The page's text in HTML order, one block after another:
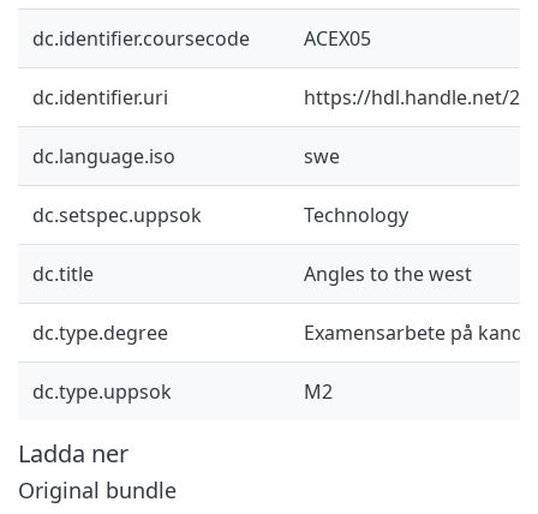
dc.identifier.coursecode ACEX05
dc.identifier.uri https://hdl.handle.net/
dc.language.iso swe
dc.setspec.uppsok Technology
dc.title Angles to the west
dc.type.degree Examensarbete på
dc.type.uppsok M2
Ladda ner
Original bundle